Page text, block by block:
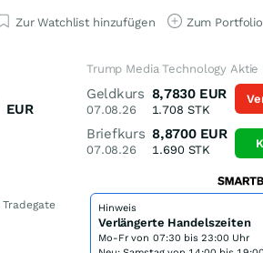
Zur Watchlist hinzufügen Zum
EUR
Tradegate
Trump Media Technology Aktie
Geldkurs
07.08.26
8,7830 EUR
1.708 STK
Briefkurs
07.08.26
8,8700 EUR
1.690STK
Hinweis
Verlängerte Handelszeiten
Mo-Fr von 07:30 bis 23:00 Uhr